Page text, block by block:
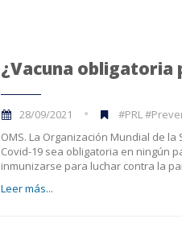
¿Vacuna obligatoria
28/09/2021
#PRL
OMS. La Organización Mundial de
Covid-19 sea obligatoria en ningún
inmunizarse para luchar contra la
Leer más...